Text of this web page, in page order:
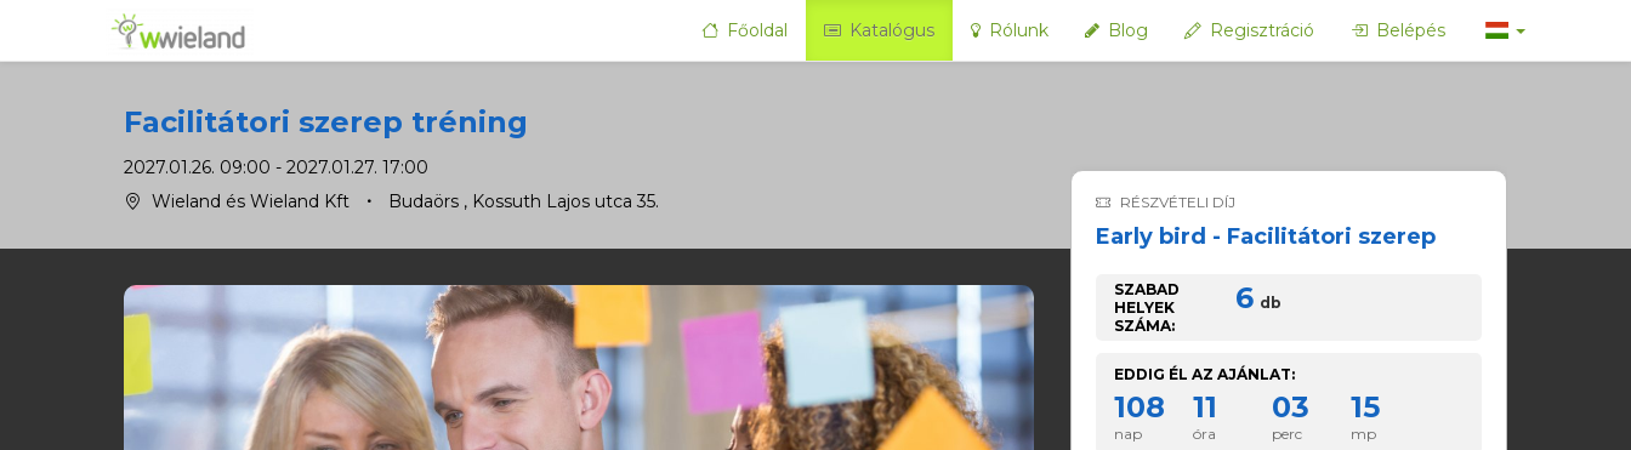
Főoldal Katalógus Rólunk Blog Regisztráció Belépés
Facilitátori szerep tréning
2027.01.26. 09:00 - 2027.01.27. 17:00
Wieland és Wieland Kft
Budaörs , Kossuth Lajos utca 35. RÉSZVÉTELI DÍJ
Early bird - Facilitátori szerep
SZABAD
HELYEK
SZÁMA:
6 db
EDDIG ÉL AZ AJÁNLAT:
108 11 03 14
nap óra perc mp